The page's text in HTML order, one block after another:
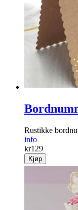
Rustikke
info
kr129
Kjøp